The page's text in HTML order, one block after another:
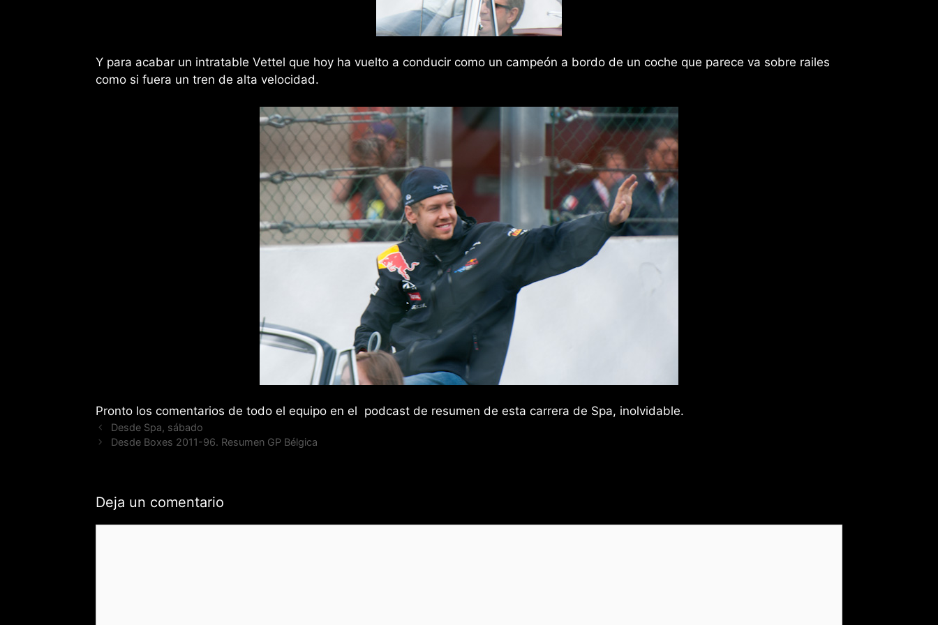
Y para acabar un intratable Vettel que hoy ha vuelto a conducir como un campeón a bordo de un coche que parece va sobre railes
como si fuera un tren de alta velocidad.
Pronto los comentarios de todo el equipo en el podcast de resumen de esta carrera de Spa, inolvidable.
Desde Spa, sábado
Desde Boxes 2011-96. Resumen GP Bélgica
Deja un comentario